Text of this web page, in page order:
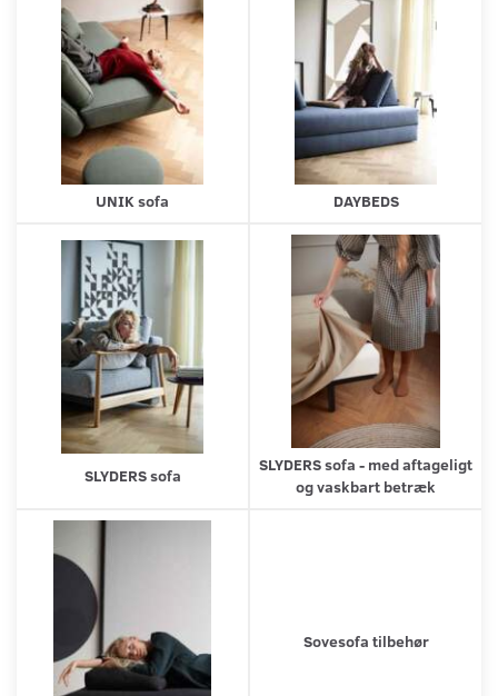
UNIK sofa DAYBEDS
SLYDERS sofa
SLYDERS sofa - med aftageligt
og vaskbart betræk
Sovesofa tilbehør